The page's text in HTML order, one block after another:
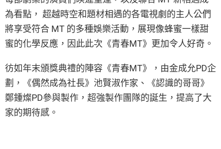
為看點， 超越時空和題材相遇的各電視劇的主人公們
將享受符合 MT 的多種娛樂活動，展現像蜂蜜一樣甜
蜜的化學反應，因此此次《青春MT》更加令人好奇。
彷如年末頒獎典禮的陣容《青春MT》，由金成允PD企
劃，《偶然成為社長》池賢淑作家、《認識的哥哥》
鄭鍾燦PD參與製作，超強製作團隊的誕生，提高了大
家的期待感。